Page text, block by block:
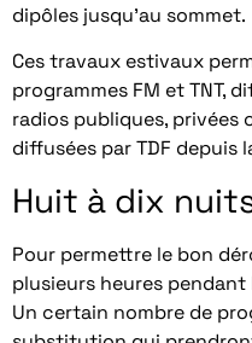
dipôles jusqu’au sommet.
Ces travaux estivaux
programmes FM et TNT,
radios publiques, privées
diffusées par TDF depuis
Huit à dix
Pour permettre le bon
plusieurs heures
Un certain nombre de